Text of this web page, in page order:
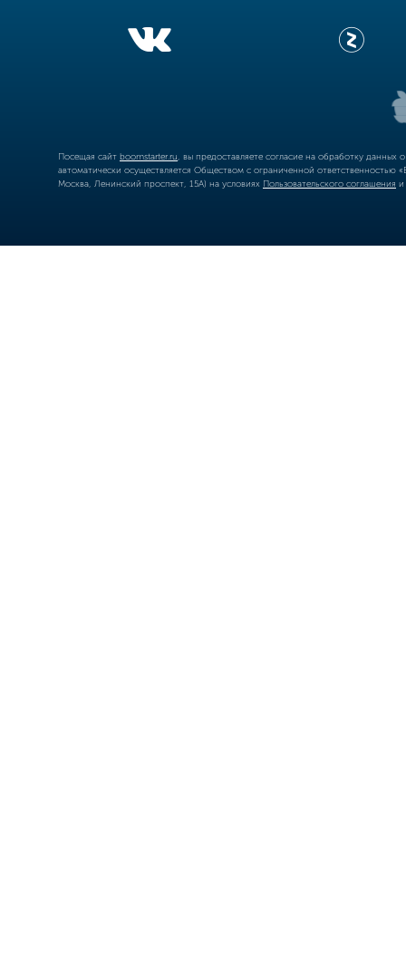
Посещая сайт boomstarter.ru , вы предоставляете согласие на обработку
автоматически осуществляется Обществом с ограниченной
Москва, Ленинский проспект, 15А) на условиях Пользовательского соглашения и